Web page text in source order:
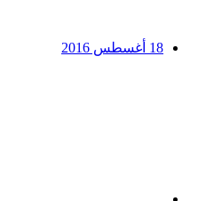
18 أغسطس 2016